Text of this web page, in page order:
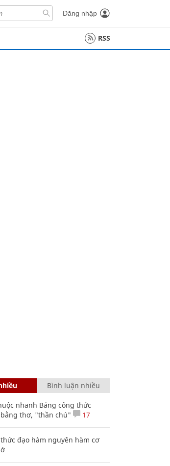
Đăng nhập
RSS
Bình luận nhiều
nhanh Bảng công thức
thơ, "thần chú"
17
đạo hàm nguyên hàm cơ